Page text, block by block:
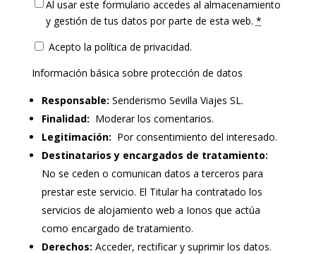
Al usar este formulario accedes al almacenamiento
y gestión de tus datos por parte de esta web. *
Acepto la política de privacidad.
Información básica sobre protección de datos
Responsable: Senderismo Sevilla Viajes SL.
Finalidad: Moderar los comentarios.
Legitimación: Por consentimiento del interesado.
Destinatarios y encargados de tratamiento:
No se ceden o comunican datos a terceros para
prestar este servicio. El Titular ha contratado los
servicios de alojamiento web a Ionos que actúa
como encargado de tratamiento.
Derechos: Acceder, rectificar y suprimir los datos.